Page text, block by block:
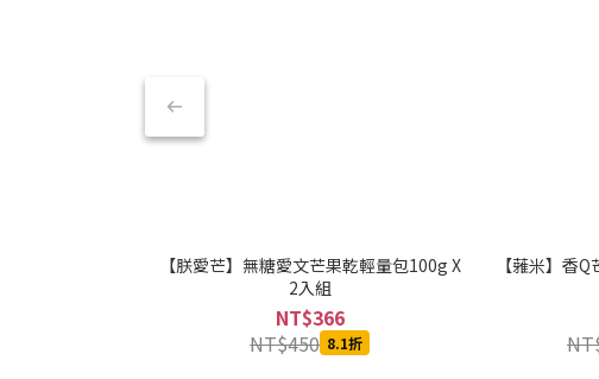
【朕愛芒】無糖愛文芒果乾輕量包100g X
2入組
NT$366
NT$450 8.1折
【蕥米】香